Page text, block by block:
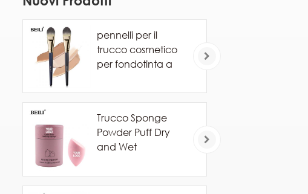
pennelli per il
trucco cosmetico
per fondotinta a
Trucco Sponge
Powder Puff Dry
and Wet
Cosmetic Ball